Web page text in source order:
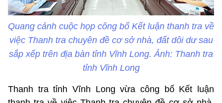
Quang cảnh cuộc họp công bố Kết luận thanh tra về
việc Thanh tra chuyên đề cơ sở nhà, đất dôi dư sau
sắp xếp trên địa bàn tỉnh Vĩnh Long. Ảnh: Thanh tra
tỉnh Vĩnh Long
Thanh tra tỉnh Vĩnh Long vừa công bố Kết luận